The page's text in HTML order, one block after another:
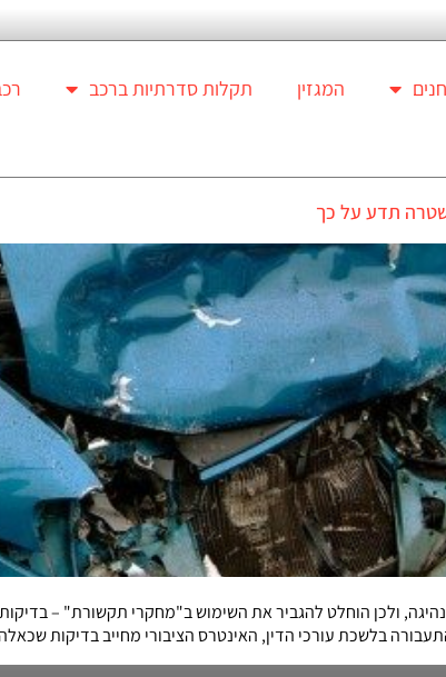
המגזין תקלות סדרתיות ברכב
תדע על כך
ולכן הוחלט להגביר את השימוש ב"מחקרי תקשורת" – בדיקות
בלשכת עורכי הדין, האינטרס הציבורי מחייב בדיקות שכאלה